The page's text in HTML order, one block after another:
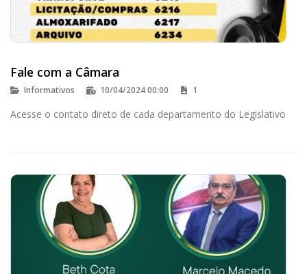
Fale com a Câmara
Informativos 10/04/2024 00:00 1
Acesse o contato direto de cada departamento do Legislativo